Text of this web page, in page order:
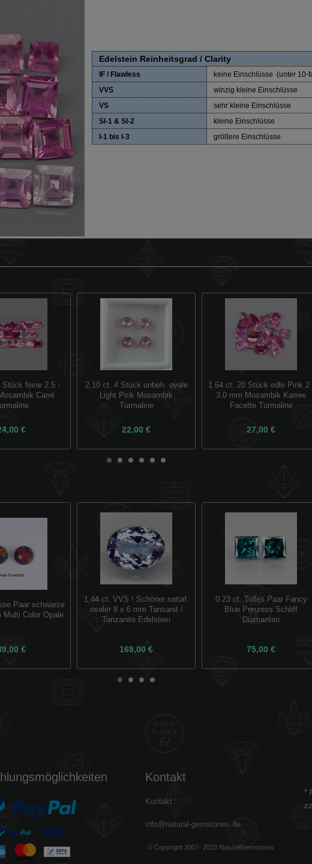
Edelstein Reinheitsgrad / Clarity
IF / Flawless
keine Einschlüsse (unter 10-
VVS
winzig kleine Einschlüsse
VS
sehr kleine Einschlüsse
SI-1 & SI-2
kleine Einschlüsse
I-1 bis I-3
größere Einschlüsse
Stück feine 2.5 -
Carré
€
2.10 ct. 4 Stück unbeh. ovale
Light Pink Mosambik
Turmaline
22,00 €
1.64 ct. 20 Stück edle Pink 2
3.0 mm Mosambik Karree
Facette Turmaline
27,00 €
Paar schwarze
Multi Color Opale
€
1.44 ct. VVS ! Schöner natürl.
ovaler 8 x 6 mm Tansanit /
Tanzanite Edelstein
169,00 €
0.23 ct. Tolles Paar Fancy
Blue Prinzess Schliff
Diamanten
75,00 €
Kontakt
Kontakt
info@natural-gemstones.de
© Copyright 2007- 2023 NaturalGemstones
*